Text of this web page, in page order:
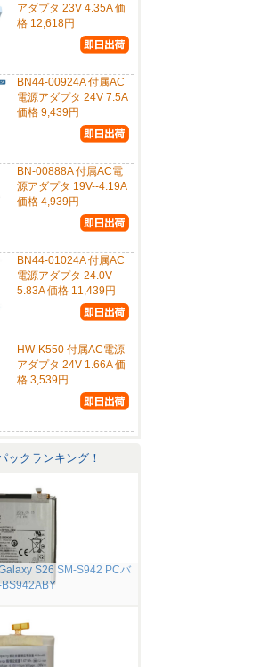
アダプタ 23V 4.35A 価
格 12,618円
BN44-00924A 付属AC
電源アダプタ 24V 7.5A
価格 9,439円
BN-00888A 付属AC電
源アダプタ 19V--4.19A
価格 4,939円
BN44-01024A 付属AC
電源アダプタ 24.0V
5.83A 価格 11,439円
HW-K550 付属AC電源
アダプタ 24V 1.66A 価
格 3,539円
ックランキング！
S26 SM-S942 PCバ
BS942ABY